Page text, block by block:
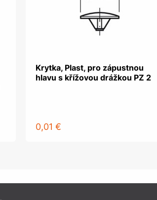
Krytka, Plast, pro zápustnou
hlavu s křížovou drážkou PZ 2
0,01 €